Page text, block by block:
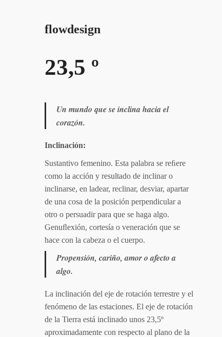
flowdesign
23,5 º
Un mundo que se inclina hacia el
corazón.
Inclinación:
Sustantivo femenino. Esta palabra se reﬁere
como la acción y resultado de inclinar o
inclinarse, en ladear, reclinar, desviar, apartar
de una cosa de la posición perpendicular a
otro o persuadir para que se haga algo.
Genuﬂexión, cortesía o veneración que se
hace con la cabeza o el cuerpo.
Propensión, cariño, amoro afecto a
algo.
La inclinación del eje de rotación terrestre y el
fenómeno de las estaciones. El eje de rotación
de la Tierra está inclinado unos 23,5º
aproximadamente con respecto al plano de la